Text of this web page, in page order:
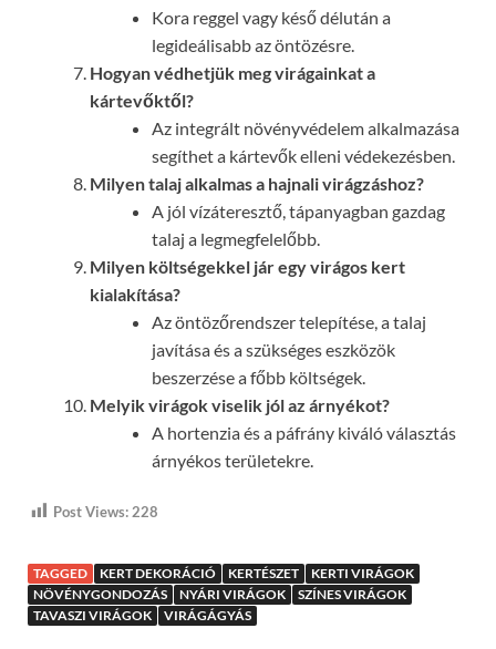
Kora reggel vagy késő délután a
legideálisabb az öntözésre.
Hogyan védhetjük meg virágainkat a
kártevőktől?
Az integrált növényvédelem alkalmazása
segíthet a kártevők elleni védekezésben.
Milyen talaj alkalmas a hajnali virágzáshoz?
A jól vízáteresztő, tápanyagban gazdag
talaj a legmegfelelőbb.
Milyen költségekkel jár egy virágos kert
kialakítása?
Az öntözőrendszer telepítése, a talaj
javítása és a szükséges eszközök
beszerzése a főbb költségek.
Melyik virágok viselik jól az árnyékot?
A hortenzia és a páfrány kiváló választás
árnyékos területekre.
Post Views: 228
TAGGED KERT DEKORÁCIÓ KERTÉSZET
KERTI VIRÁGOK
NÖVÉNYGONDOZÁS
NYÁRI VIRÁGOK
SZÍNES VIRÁGOK
TAVASZI VIRÁGOK
VIRÁGÁGYÁS